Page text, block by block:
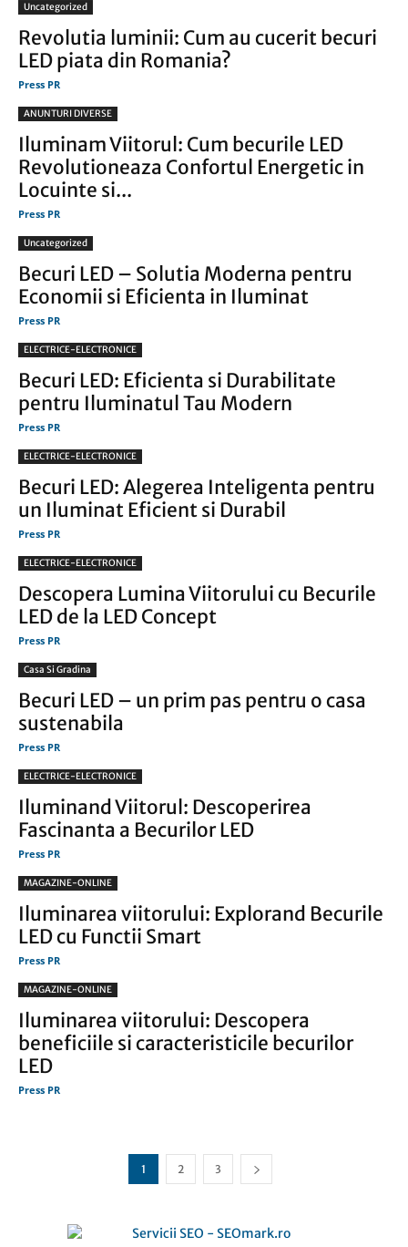
Uncategorized
Revolutia luminii: Cum au cucerit becuri
LED piata din Romania?
Press PR
ANUNTURI DIVERSE
Iluminam Viitorul: Cum becurile LED
Revolutioneaza Confortul Energetic in
Locuinte si...
Press PR
Uncategorized
Becuri LED – Solutia Moderna pentru
Economii si Eficienta in Iluminat
Press PR
ELECTRICE-ELECTRONICE
Becuri LED: Eficienta si Durabilitate
pentru Iluminatul Tau Modern
Press PR
ELECTRICE-ELECTRONICE
Becuri LED: Alegerea Inteligenta pentru
un Iluminat Eficient si Durabil
Press PR
ELECTRICE-ELECTRONICE
Descopera Lumina Viitorului cu Becurile
LED de la LED Concept
Press PR
Casa Si Gradina
Becuri LED – un prim pas pentru o casa
sustenabila
Press PR
ELECTRICE-ELECTRONICE
Iluminand Viitorul: Descoperirea
Fascinanta a Becurilor LED
Press PR
MAGAZINE-ONLINE
Iluminarea viitorului: Explorand Becurile
LED cu Functii Smart
Press PR
MAGAZINE-ONLINE
Iluminarea viitorului: Descopera
beneficiile si caracteristicile becurilor
LED
Press PR
1 2 3